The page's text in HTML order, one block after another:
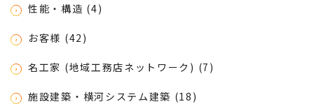
性能・構造 (4)
お客様 (42)
名工家 (地域工務店ネットワーク) (7)
施設建築・横河システム建築 (18)